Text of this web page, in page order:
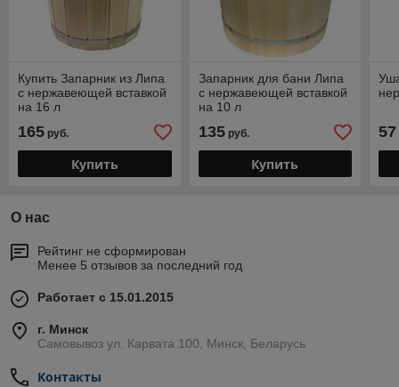
Купить Запарник из Липа
с нержавеющей вставкой
на 16 л
165 руб.
Купить
Запарник для бани Липа
с нержавеющей вставкой
на 10 л
135руб.
Купить
57
О нас
Рейтинг не сформирован
Менее 5 отзывов за последний год
Работает с 15.01.2015
г. Минск
Самовывоз ул. Карвата 100, Минск, Беларусь
Контакты